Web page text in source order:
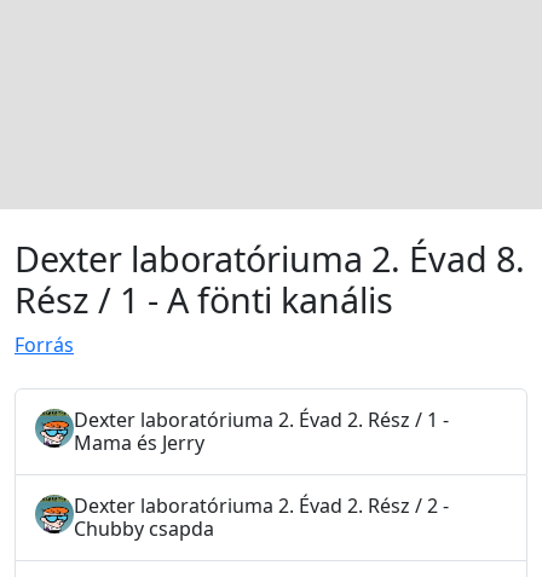
Dexter laboratóriuma 2. Évad 8.
Rész / 1 - A fönti kanális
Forrás
Dexter laboratóriuma 2. Évad 2. Rész / 1 -
Mama és Jerry
Dexter laboratóriuma 2. Évad 2. Rész / 2 -
Chubby csapda